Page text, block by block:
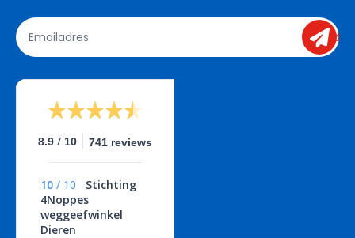
send
8.9 / 10 741 reviews
10 / 10
Stichting
4Noppes
weggeefwinkel
Dieren